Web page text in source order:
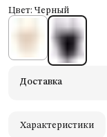
Цвет: Черный
Доставка
Характеристики